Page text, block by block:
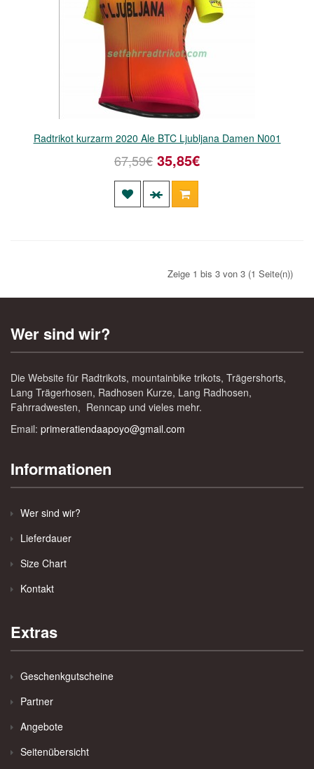
Radtrikot kurzarm 2020 Ale BTC Ljubljana Damen N001
67,59€ 35,85€
Zeige 1 bis 3 von 3 (1 Seite(n))
Wer sind wir?
Die Website für Radtrikots, mountainbike trikots, Trägershorts,
Lang Trägerhosen, Radhosen Kurze, Lang Radhosen,
Fahrradwesten, Renncap und vieles mehr.
Email: primeratiendaapoyo@gmail.com
Informationen
Wer sind wir?
Lieferdauer
Size Chart
Kontakt
Extras
Geschenkgutscheine
Partner
Angebote
Seitenübersicht